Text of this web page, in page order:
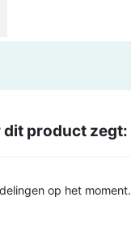
dit product zegt:
op het moment.